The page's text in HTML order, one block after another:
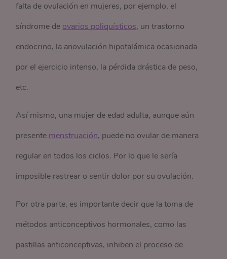
falta de ovulación en mujeres, por ejemplo, el
síndrome deovarios poliquísticos, un trastorno
endocrino, la anovulación hipotalámica ocasionada
por el ejercicio intenso, la pérdida drástica de peso,
etc.
Así mismo, una mujer de edad adulta, aunque aún
presentemenstruación, puede no ovular de manera
regular en todos los ciclos. Por lo que le sería
imposible rastrear o sentir dolor por su ovulación.
Por otra parte, es importante decir que la toma de
métodos anticonceptivos hormonales, como las
pastillas anticonceptivas, inhiben el proceso de